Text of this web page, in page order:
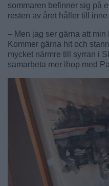
sommaren befinner sig på
resten av året håller till inne
– Men jag ser gärna att
Kommer gärna hit och
mycket närmre till syrran i
samarbeta mer ihop med